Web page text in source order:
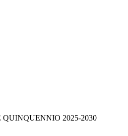
2025-2030